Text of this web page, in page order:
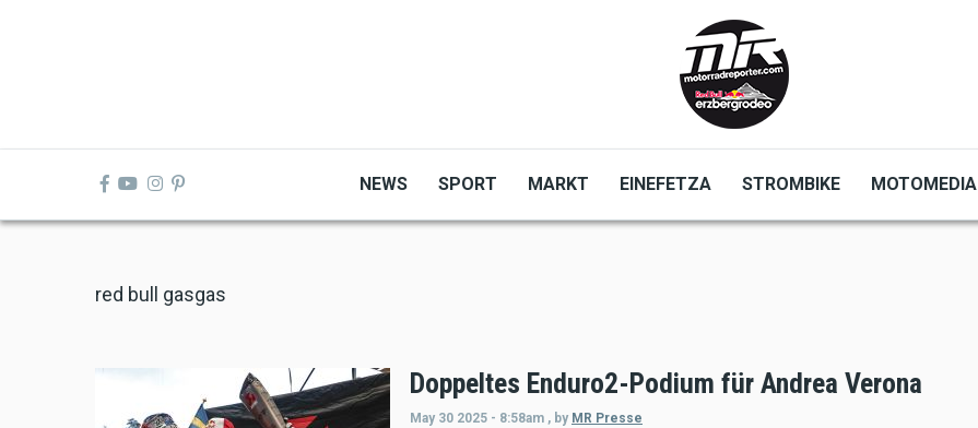
NEWS SPORT MARKT EINEFETZA STROMBIKE MOTOMEDIA
red bull gasgas
Doppeltes Enduro2-Podium für Andrea Verona
May 30 2025 - 8:58am , by MR Presse